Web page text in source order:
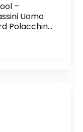
–
Uomo
Polacchine